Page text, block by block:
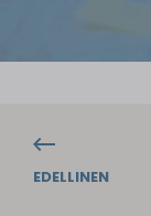
EDELLINEN